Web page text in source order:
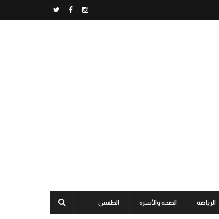
الرياضة الصحة والأسرة الطقس